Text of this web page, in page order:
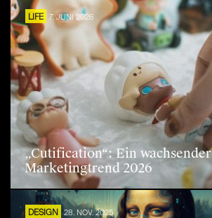
LIFE 7. JUNI 2026
„Cutification“: Ein wachsender
Marketingtrend 2026
DESIGN 28. NOV. 2025